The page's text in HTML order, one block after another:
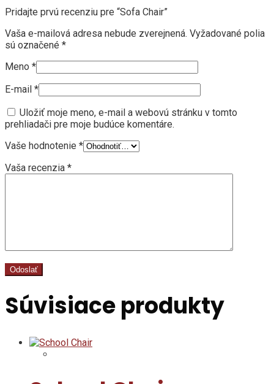
Pridajte prvú recenziu pre “Sofa Chair”
Vaša e-mailová adresa nebude zverejnená. Vyžadované polia
sú označené *
Meno *
E-mail *
Uložiť moje meno, e-mail a webovú stránku v tomto
prehliadači pre moje budúce komentáre.
Vaše hodnotenie *
Vaša recenzia *
Súvisiace produkty